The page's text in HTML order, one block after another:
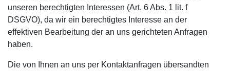
unseren berechtigten Interessen (Art. 6 Abs. 1 lit. f
DSGVO), da wir ein berechtigtes Interesse an der
effektiven Bearbeitung der an uns gerichteten Anfragen
haben.
Die von Ihnen an uns per Kontaktanfragen übersandten